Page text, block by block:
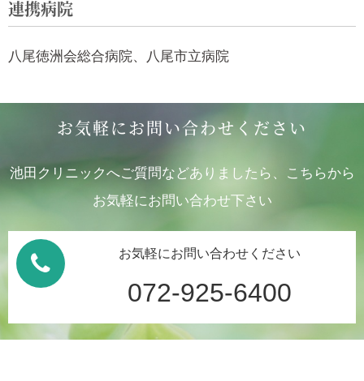
連携病院
八尾徳洲会総合病院、八尾市立病院
お気軽にお問い合わせください
池田クリニックへご質問などありましたら、こちらから
お気軽にお問い合わせ下さい
お気軽にお問い合わせください
072-925-6400